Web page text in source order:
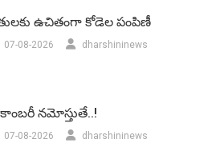
ఉచితంగా కోడెల పంపిణీ
07-08-2026 dharshininews
నమోస్తుతే..!
07-08-2026 dharshininews